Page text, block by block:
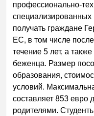
профессионально-
получать граждане
ЕС, в том числе
течение 5 лет, а
беженца. Размер
образования,
условий.
составляет 853 евро
родителями.